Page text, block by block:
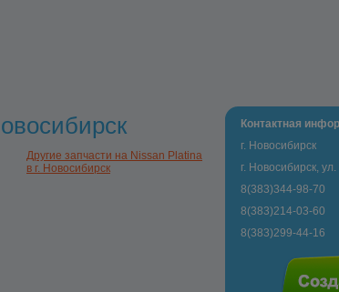
Другие запчасти на Nissan Platina
в г. Новосибирск
Контактная
г. Новосибирск
г. Новосибирск,
8(383)344-98-70
8(383)214-03-60
8(383)299-44-16